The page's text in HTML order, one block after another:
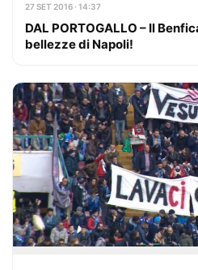
27 SET 2016 · 14:37
DAL PORTOGALLO – Il
bellezze di Napoli!